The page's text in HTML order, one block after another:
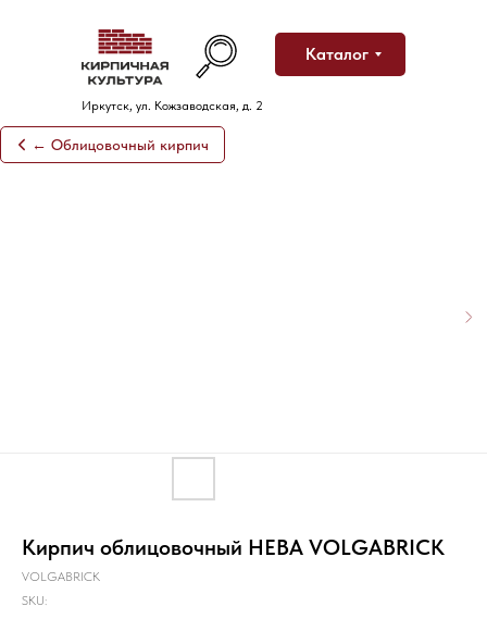
Каталог
Иркутск, ул. Кожзаводская, д. 2
← Облицовочный кирпич
Кирпич облицовочный НЕВА VOLGABRICK
VOLGABRICK
SKU: